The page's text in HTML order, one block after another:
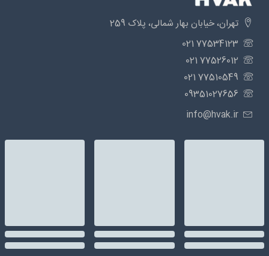
تهران، خیابان بهار شمالی، پلاک 259
77534123 021
77526012 021
77510549 021
09351027656
info@hvak.ir